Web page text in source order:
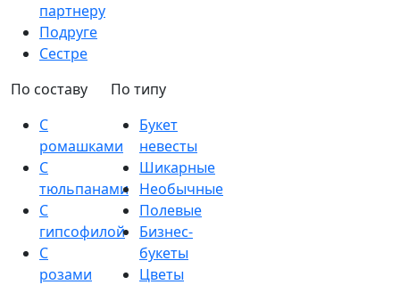
партнеру
Подруге
Сестре
По составу
С
ромашками
С
тюльпанами
С
гипсофилой
С
розами
По типу
Букет
невесты
Шикарные
Необычные
Полевые
Бизнес-
букеты
Цветы